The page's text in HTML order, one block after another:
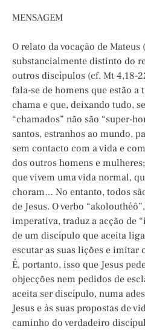
MENSAGEM
O relato da vocação de Mateus
substancialmente distinto do
outros discípulos (cf. Mt 4,18-
fala-se de homens que estão a
chama e que, deixando tudo,
“chamados” não são “super-
santos, estranhos ao mundo,
sem contacto com a vida e
dos outros homens e
que vivem uma vida normal,
choram… No entanto, todos
de Jesus. O verbo
imperativa, traduz a acção de
de um discípulo que aceita
escutar as suas lições e imitar
É, portanto, isso que Jesus
objecções nem pedidos de
aceita ser discípulo, numa
Jesus e às suas propostas de
caminho do verdadeiro